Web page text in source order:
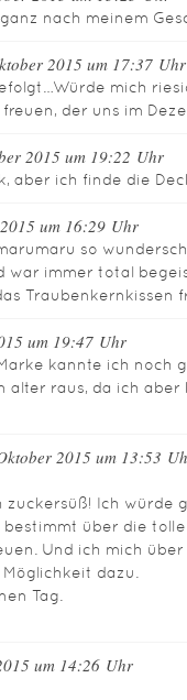
nach meinem
2015 um 17:37 Uhr
mich
freuen, der uns im
2015 um 19:22 Uhr
aber ich finde die
um 16:29 Uhr
so
war immer total
Traubenkernkissen
um 19:47 Uhr
kannte ich noch
alter raus, da ich
2015 um 13:53
zuckersüß! Ich würde
über die
Und ich mich
dazu.
Tag.
um 14:26 Uhr